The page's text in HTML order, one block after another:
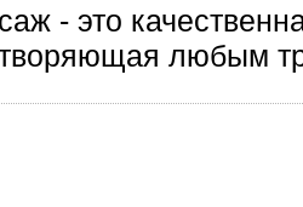
- это
любым